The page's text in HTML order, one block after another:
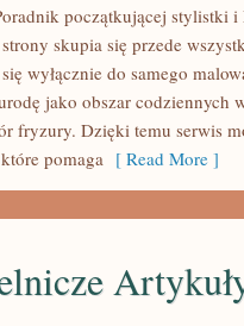
początkującej stylistki
skupia się przede
wyłącznie do samego
jako obszar codziennych
fryzury. Dzięki temu serwis
pomaga [ Read More ]